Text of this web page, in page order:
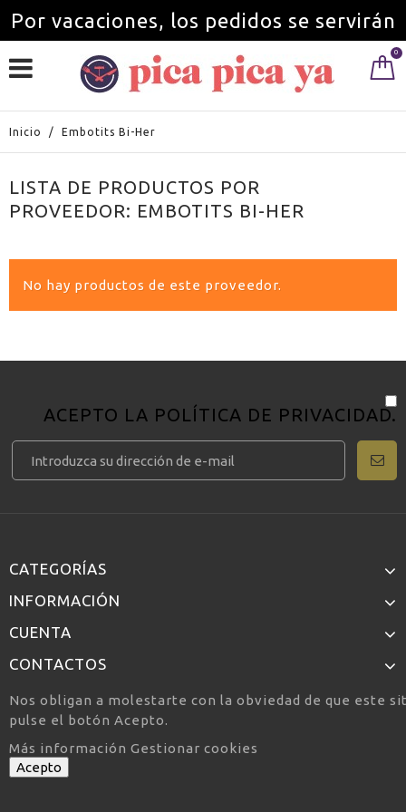
Por vacaciones, los pedidos se servirán
a partir del 1 de septiembre.
0
Inicio / Embotits Bi-Her
LISTA DE PRODUCTOS POR
PROVEEDOR: EMBOTITS BI-HER
No hay productos de este proveedor.
ACEPTO LA POLÍTICA DE PRIVACIDAD.
CATEGORÍAS
INFORMACIÓN
CUENTA
CONTACTOS
Nos obligan a molestarte con la obviedad de que este
pulse el botón Acepto.
Más información Gestionar cookies
Acepto